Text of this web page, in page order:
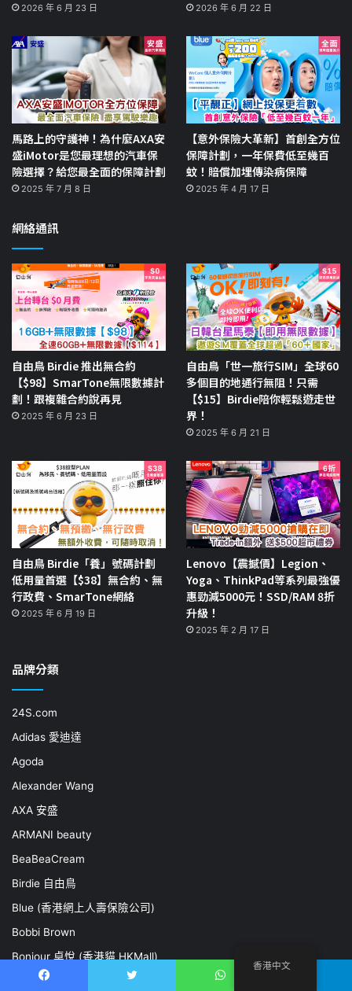
2026 年 6 月 23 日 2026 年 6 月 22 日
馬路上的守護神！為什麼AXA安
盛iMotor是您最理想的汽車保
險選擇？給您最全面的保障計劃
2025 年 7 月 8 日
【意外保險大革新】首創全方位
保障計劃，一年保費低至幾百
蚊！賠償加埋傳染病保障
2025 年 4 月 17 日
網絡通訊
自由鳥 Birdie 推出無合約
【$98】SmarTone無限數據計
劃！跟複雜合約說再見
2025 年 6 月 23 日
自由鳥「世一旅行SIM」全球60
多個目的地通行無阻！只需
【$15】Birdie陪你輕鬆遊走世
界！
2025 年 6 月 21 日
自由鳥 Birdie「養」號碼計劃
低用量首選【$38】無合約、無
行政費、SmarTone網絡
2025 年 6 月 19 日
Lenovo【震撼價】Legion、
Yoga、ThinkPad等系列最強優
惠勁減5000元！SSD/RAM 8折
升級！
2025 年 2 月 17 日
品牌分類
24S.com
Adidas 愛迪達
Agoda
Alexander Wang
AXA 安盛
ARMANI beauty
BeaBeaCream
Birdie 自由鳥
Blue (香港網上人壽保險公司)
Bobbi Brown
Bonjour 卓悅 (香港貓 HKMall)
Booking.com
香港中文